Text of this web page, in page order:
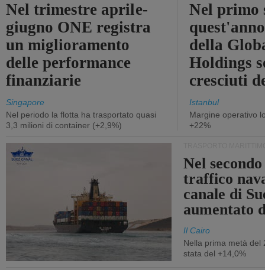
Nel trimestre aprile-
giugno ONE registra
un miglioramento
delle performance
finanziarie
Singapore
Nel periodo la flotta ha trasportato quasi
3,3 milioni di container (+2,9%)
Nel primo
della
Holdings
cresciuti
Istanbul
Margine operativo
+22%
Nel
traffico
canale di
aumentato
Il Cairo
Nella prima metà del
stata del +14,0%